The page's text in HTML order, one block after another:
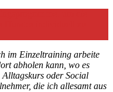
im Einzeltraining arbeite
abholen kann, wo es
Alltagskurs oder Social
die ich allesamt aus